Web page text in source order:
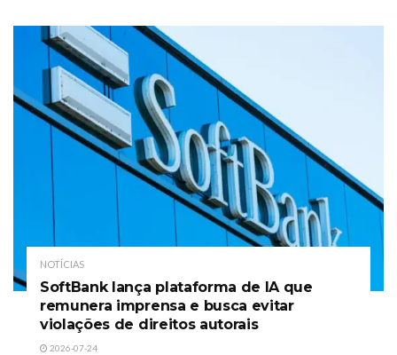
NOTÍCIAS
SoftBank lança plataforma de IA que
remunera imprensa e busca evitar
violações de direitos autorais
2026-07-24